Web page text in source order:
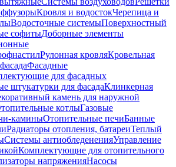
Кровля и водостокЧерепица и
Водосточные системыПоверхностный
софитыДоборные элементы
Рулонная кровляКровельная
Фасадные
для фасадных
штукатурки для фасадаКлинкерная
камень для наружной
котлыГазовые
каминыОтопительные печиБанные
Радиаторы отопления, батареиТеплый
Системы антиобледененияУправление
Комплектующие для отопительного
напряженияНасосы